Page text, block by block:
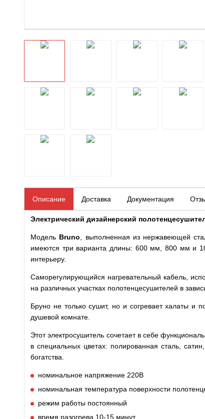
Описание Доставка Документация
Электрический дизайнерский
Модель Bruno , выполненная из нержавеющей
имеются три варианта длины: 600 мм, 800 мм и
интерьеру.
Саморегулирующийся нагревательный кабель,
на различных участках полотенцесушителей в
Бруно не только сушит, но и согревает халаты и
душевой комнате.
Этот электросушитель сочетает в себе
в специальных цветах: полированная сталь,
богатства.
номинальное напряжение 220В
номинальная температура поверхности
режим работы постоянный
время разогрева 10-15 минут